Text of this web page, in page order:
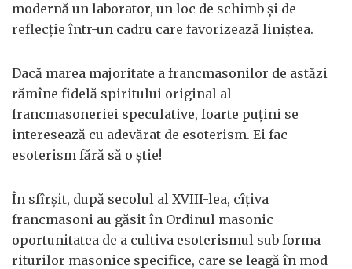
modernă un laborator, un loc de schimb şi de
reflecţie într-un cadru care favorizează liniştea.
Dacă marea majoritate a francmasonilor de astăzi
rămîne fidelă spiritului original al
francmasoneriei speculative, foarte puţini se
interesează cu adevărat de esoterism. Ei fac
esoterism fără să o ştie!
În sfîrşit, după secolul al XVIII-lea, cîţiva
francmasoni au găsit în Ordinul masonic
oportunitatea de a cultiva esoterismul sub forma
riturilor masonice specifice, care se leagă în mod